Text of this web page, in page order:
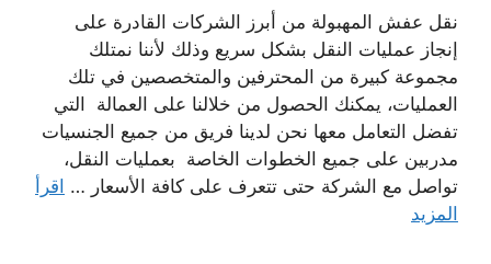
نقل عفش المهبولة من أبرز الشركات القادرة على
إنجاز عمليات النقل بشكل سريع وذلك لأننا نمتلك
مجموعة كبيرة من المحترفين والمتخصصين في تلك
العمليات، يمكنك الحصول من خلالنا على العمالة التي
تفضل التعامل معها نحن لدينا فريق من جميع الجنسيات
مدربين على جميع الخطوات الخاصة بعمليات النقل،
تواصل مع الشركة حتى تتعرف على كافة الأسعار … اقرأ
المزيد